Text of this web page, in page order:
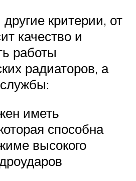
критерии, от
качество и
работы
радиаторов, а
иметь
способна
высокого